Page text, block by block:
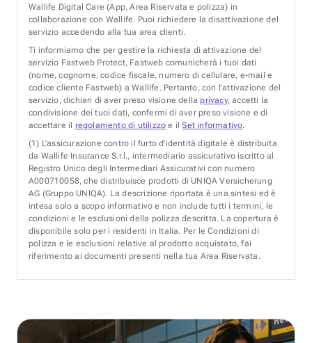
Wallife Digital Care (App, Area Riservata e polizza) in
collaborazione con Wallife. Puoi richiedere la disattivazione del
servizio accedendo alla tua area clienti.
Ti informiamo che per gestire la richiesta di attivazione del
servizio Fastweb Protect, Fastweb comunicherà i tuoi dati
(nome, cognome, codice fiscale, numero di cellulare, e-mail e
codice cliente Fastweb) a Wallife. Pertanto, con l’attivazione del
servizio, dichiari di aver preso visione della privacy, accetti la
condivisione dei tuoi dati, confermi di aver preso visione e di
accettare il regolamento di utilizzo e ilSet informativo.
(1) L’assicurazione contro il furto d’identità digitale è distribuita
da Wallife Insurance S.r.l., intermediario assicurativo iscritto al
Registro Unico degli Intermediari Assicurativi con numero
A000710058, che distribuisce prodotti di UNIQA Versicherung
AG (Gruppo UNIQA). La descrizione riportata è una sintesi ed è
intesa solo a scopo informativo e non include tutti i termini, le
condizioni e le esclusioni della polizza descritta. La copertura è
disponibile solo per i residenti in Italia. Per le Condizioni di
polizza e le esclusioni relative al prodotto acquistato, fai
riferimento ai documenti presenti nella tua Area Riservata.